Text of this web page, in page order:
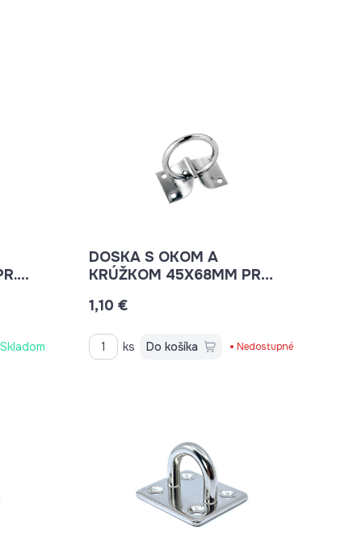
Skladom
DOSKA S OKOM A
KRÚŽKOM 45X68MM PR
1,10 €
ks Do košíka Nedostupné